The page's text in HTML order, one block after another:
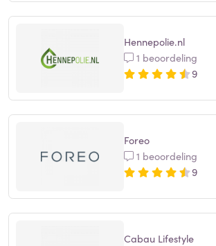
Hennepolie.nl
1 beoordeling
9
Foreo
1 beoordeling
9
Cabau Lifestyle